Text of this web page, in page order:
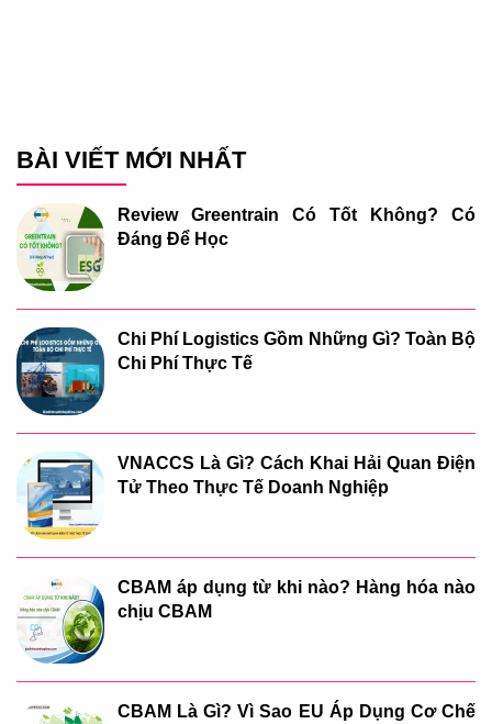
BÀI VIẾT MỚI NHẤT
Review Greentrain Có Tốt Không? Có
Đáng Để Học
Chi Phí Logistics Gồm Những Gì? Toàn Bộ
Chi Phí Thực Tế
VNACCS Là Gì? Cách Khai Hải Quan Điện
Tử Theo Thực Tế Doanh Nghiệp
CBAM áp dụng từ khi nào? Hàng hóa nào
chịu CBAM
CBAM Là Gì? Vì Sao EU Áp Dụng Cơ Chế